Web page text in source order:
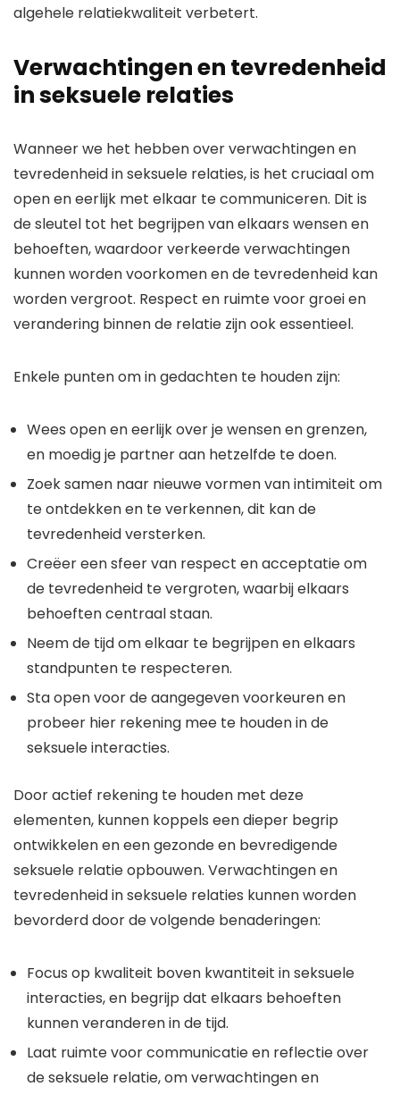
algehele relatiekwaliteit verbetert.
Verwachtingen en tevredenheid
in seksuele relaties
Wanneer we het hebben over verwachtingen en
tevredenheid in seksuele relaties, is het cruciaal om
open en eerlijk met elkaar te communiceren. Dit is
de sleutel tot het begrijpen van elkaars wensen en
behoeften, waardoor verkeerde verwachtingen
kunnen worden voorkomen en de tevredenheid kan
worden vergroot. Respect en ruimte voor groei en
verandering binnen de relatie zijn ook essentieel.
Enkele punten om in gedachten te houden zijn:
Wees open en eerlijk over je wensen en grenzen,
en moedig je partner aan hetzelfde te doen.
Zoek samen naar nieuwe vormen van intimiteit om
te ontdekken en te verkennen, dit kan de
tevredenheid versterken.
Creëer een sfeer van respect en acceptatie om
de tevredenheid te vergroten, waarbij elkaars
behoeften centraal staan.
Neem de tijd om elkaar te begrijpen en elkaars
standpunten te respecteren.
Sta open voor de aangegeven voorkeuren en
probeer hier rekening mee te houden in de
seksuele interacties.
Door actief rekening te houden met deze
elementen, kunnen koppels een dieper begrip
ontwikkelen en een gezonde en bevredigende
seksuele relatie opbouwen. Verwachtingen en
tevredenheid in seksuele relaties kunnen worden
bevorderd door de volgende benaderingen:
Focus op kwaliteit boven kwantiteit in seksuele
interacties, en begrijp dat elkaars behoeften
kunnen veranderen in de tijd.
Laat ruimte voor communicatie en reflectie over
de seksuele relatie, om verwachtingen en